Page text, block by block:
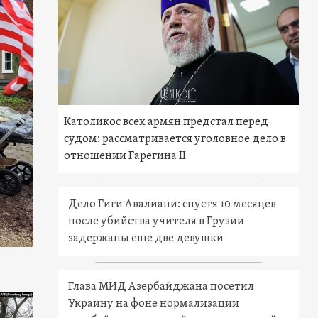
Католикос всех армян предстал перед
судом: рассматривается уголовное дело в
отношении Гарегина II
Дело Гиги Авалиани: спустя 10 месяцев
после убийства учителя в Грузии
задержаны еще две девушки
Глава МИД Азербайджана посетил
Украину на фоне нормализации